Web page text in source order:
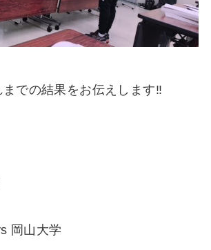
での結果をお伝えします‼
岡山大学